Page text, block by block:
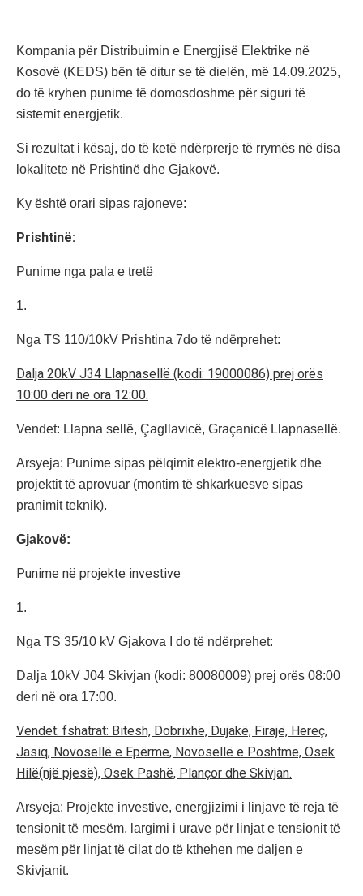
Kompania për Distribuimin e Energjisë Elektrike në
Kosovë (KEDS) bën të ditur se të dielën, më 14.09.2025,
do të kryhen punime të domosdoshme për siguri të
sistemit energjetik.
Si rezultat i kësaj, do të ketë ndërprerje të rrymës në disa
lokalitete në Prishtinë dhe Gjakovë.
Ky është orari sipas rajoneve:
Prishtinë:
Punime nga pala e tretë
1.
Nga TS 110/10kV Prishtina 7do të ndërprehet:
Dalja 20kV J34 Llapnasellë (kodi: 19000086) prej orës
10:00 deri në ora 12:00.
Vendet: Llapna sellë, Çagllavicë, Graçanicë Llapnasellë.
Arsyeja: Punime sipas pëlqimit elektro-energjetik dhe
projektit të aprovuar (montim të shkarkuesve sipas
pranimit teknik).
Gjakovë:
Punime në projekte investive
1.
Nga TS 35/10 kV Gjakova I do të ndërprehet:
Dalja 10kV J04 Skivjan (kodi: 80080009) prej orës 08:00
deri në ora 17:00.
Vendet: fshatrat: Bitesh, Dobrixhë, Dujakë, Firajë, Hereç,
Jasiq, Novosellë e Epërme, Novosellë e Poshtme, Osek
Hilë(një pjesë), Osek Pashë, Plançor dhe Skivjan.
Arsyeja: Projekte investive, energjizimi i linjave të reja të
tensionit të mesëm, largimi i urave për linjat e tensionit të
mesëm për linjat të cilat do të kthehen me daljen e
Skivjanit.